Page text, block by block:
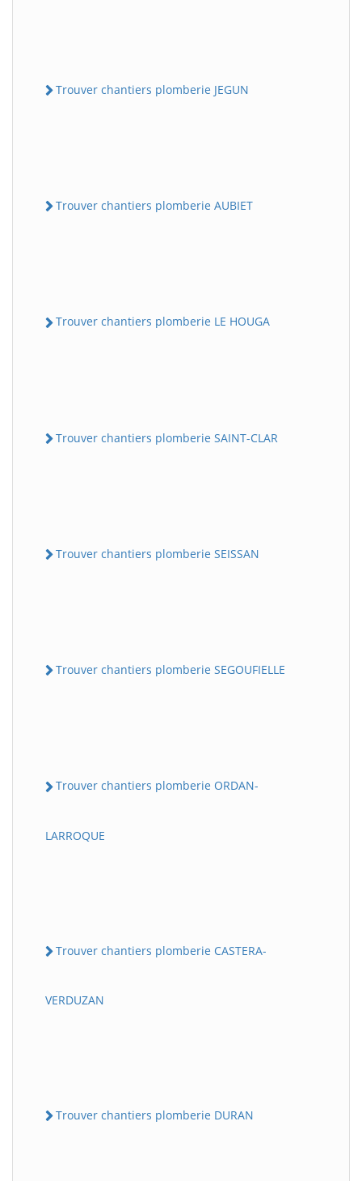
Trouver chantiers plomberie JEGUN
Trouver chantiers plomberie AUBIET
Trouver chantiers plomberie LE HOUGA
Trouver chantiers plomberie SAINT-CLAR
Trouver chantiers plomberie SEISSAN
Trouver chantiers plomberie SEGOUFIELLE
Trouver chantiers plomberie ORDAN-
LARROQUE
Trouver chantiers plomberie CASTERA-
VERDUZAN
Trouver chantiers plomberie DURAN